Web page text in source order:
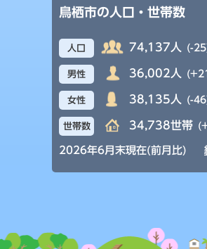
鳥栖市の人口・世帯数
人口 74,137人 (-
男性 36,002人
女性 38,135人 (-
世帯数 34,738世帯
2026年6月末現在(前月比)